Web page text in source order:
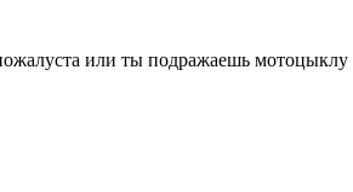
или ты подражаешь